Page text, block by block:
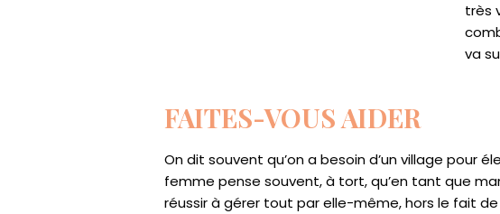
très
va
FAITES-VOUS AIDER
On dit souvent qu’on a besoin d’un village pour
femme pense souvent, à tort, qu’en tant que
réussir à gérer tout par elle-même, hors le fait